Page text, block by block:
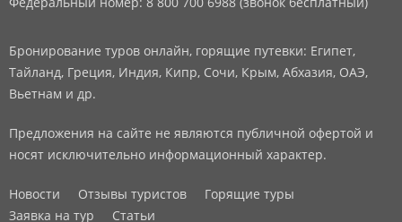
Бронирование туров онлайн, горящие путевки: Египет,
Тайланд, Греция, Индия, Кипр, Сочи, Крым, Абхазия, ОАЭ,
Вьетнам и др.
Предложения на сайте не являются публичной офертой и
носят исключительно информационный характер.
Новости Отзывы туристов
Горящие туры
Заявка на тур
Статьи